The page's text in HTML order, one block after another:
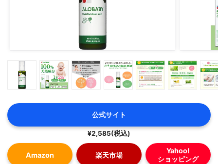
公式サイト
¥2,585(税込)
Amazon 楽天市場
Yahoo!
ショッピング